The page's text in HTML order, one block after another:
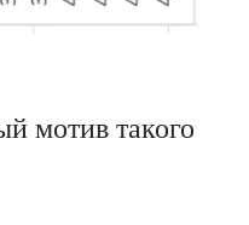
мотив такого